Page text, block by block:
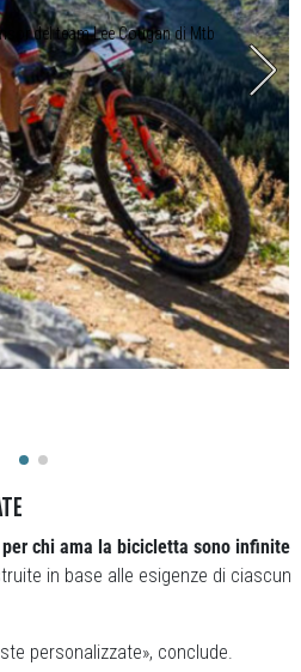
del team Lee Cougan di Mtb
chi ama la bicicletta sono infinite
in base alle esigenze di ciascun
personalizzate», conclude.